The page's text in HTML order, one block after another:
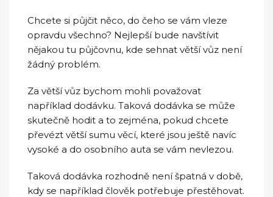
Chcete si půjčit něco, do čeho se vám vleze
opravdu všechno? Nejlepší bude navštívit
nějakou tu půjčovnu, kde sehnat větší vůz není
žádný problém.
Za větší vůz bychom mohli považovat
například dodávku. Taková dodávka se může
skutečně hodit a to zejména, pokud chcete
převézt větší sumu věcí, které jsou ještě navíc
vysoké a do osobního auta se vám nevlezou.
Taková dodávka rozhodně není špatná v době,
kdy se například člověk potřebuje přestěhovat.